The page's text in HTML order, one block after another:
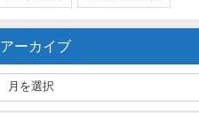
アーカイブ